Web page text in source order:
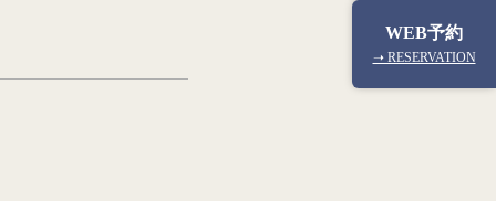
WEB予約
➝ RESERVATION